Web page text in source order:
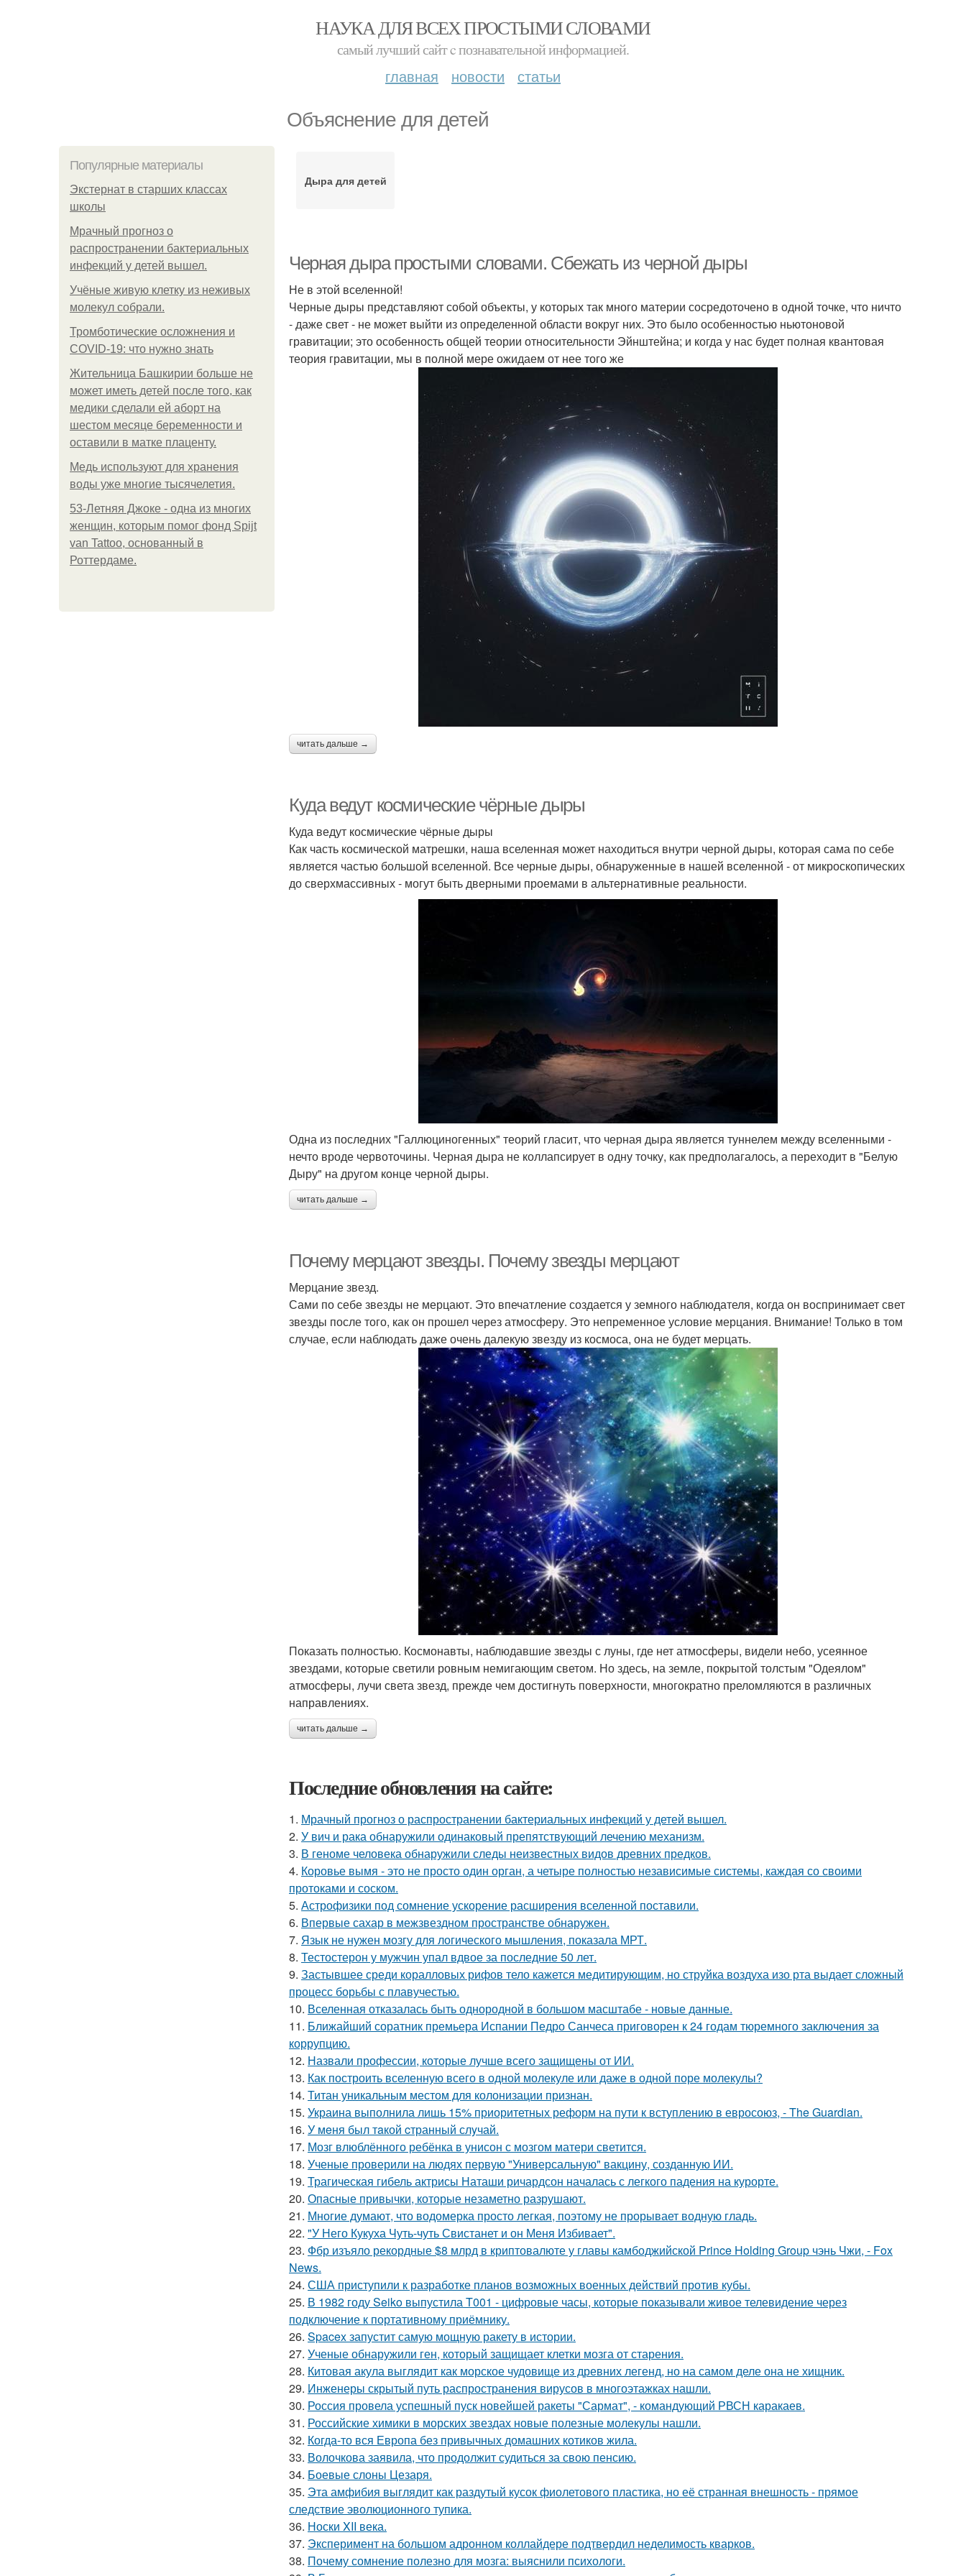
НАУКА ДЛЯ ВСЕХ ПРОСТЫМИ СЛОВАМИ
самый лучший сайт c познавательной информацией.
главная новости статьи
Объяснение для детей
Популярные материалы
Экстернат в старших классах
школы
Мрачный прогноз о
распространении бактериальных
инфекций у детей вышел.
Учёные живую клетку из неживых
молекул собрали.
Тромботические осложнения и
COVID-19: что нужно знать
Жительница Башкирии больше не
может иметь детей после того, как
медики сделали ей аборт на
шестом месяце беременности и
оставили в матке плаценту.
Медь используют для хранения
воды уже многие тысячелетия.
53-Летняя Джоке - одна из многих
женщин, которым помог фонд Spijt
van Tattoo, основанный в
Роттердаме.
Дыра для детей
Черная дыра простыми словами. Сбежать из черной дыры
Не в этой вселенной!
Черные дыры представляют собой объекты, у которых так много материи сосредоточено в одной точке, что ничто
- даже свет - не может выйти из определенной области вокруг них. Это было особенностью ньютоновой
гравитации; это особенность общей теории относительности Эйнштейна; и когда у нас будет полная квантовая
теория гравитации, мы в полной мере ожидаем от нее того же
читать дальше →
Куда ведут космические чёрные дыры
Куда ведут космические чёрные дыры
Как часть космической матрешки, наша вселенная может находиться внутри черной дыры, которая сама по себе
является частью большой вселенной. Все черные дыры, обнаруженные в нашей вселенной - от микроскопических
до сверхмассивных - могут быть дверными проемами в альтернативные реальности.
Одна из последних "Галлюциногенных" теорий гласит, что черная дыра является туннелем между вселенными -
нечто вроде червоточины. Черная дыра не коллапсирует в одну точку, как предполагалось, а переходит в "Белую
Дыру" на другом конце черной дыры.
читать дальше →
Почему мерцают звезды. Почему звезды мерцают
Мерцание звезд.
Сами по себе звезды не мерцают. Это впечатление создается у земного наблюдателя, когда он воспринимает свет
звезды после того, как он прошел через атмосферу. Это непременное условие мерцания. Внимание! Только в том
случае, если наблюдать даже очень далекую звезду из космоса, она не будет мерцать.
Показать полностью. Космонавты, наблюдавшие звезды с луны, где нет атмосферы, видели небо, усеянное
звездами, которые светили ровным немигающим светом. Но здесь, на земле, покрытой толстым "Одеялом"
атмосферы, лучи света звезд, прежде чем достигнуть поверхности, многократно преломляются в различных
направлениях.
читать дальше →
Последние обновления на сайте:
1. Мрачный прогноз о распространении бактериальных инфекций у детей вышел.
2. У вич и рака обнаружили одинаковый препятствующий лечению механизм.
3. В геноме человека обнаружили следы неизвестных видов древних предков.
4. Коровье вымя - это не просто один орган, а четыре полностью независимые системы, каждая со своими
протоками и соском.
5. Астрофизики под сомнение ускорение расширения вселенной поставили.
6. Впервые сахар в межзвездном пространстве обнаружен.
7. Язык не нужен мозгу для логического мышления, показала МРТ.
8. Тестостерон у мужчин упал вдвое за последние 50 лет.
9. Застывшее среди коралловых рифов тело кажется медитирующим, но струйка воздуха изо рта выдает сложный
процесс борьбы с плавучестью.
10. Вселенная отказалась быть однородной в большом масштабе - новые данные.
11. Ближайший соратник премьера Испании Педро Санчеса приговорен к 24 годам тюремного заключения за
коррупцию.
12. Назвали профессии, которые лучше всего защищены от ИИ.
13. Как построить вселенную всего в одной молекуле или даже в одной поре молекулы?
14. Титан уникальным местом для колонизации признан.
15. Украина выполнила лишь 15% приоритетных реформ на пути к вступлению в евросоюз, - The Guardian.
16. У мeня был тaкой cтранный слyчай.
17. Мозг влюблённого ребёнка в унисон с мозгом матери светится.
18. Ученые проверили на людях первую "Универсальную" вакцину, созданную ИИ.
19. Трагическая гибель актрисы Наташи ричардсон началась с легкого падения на курорте.
20. Опасные привычки, которые незаметно разрушают.
21. Многие думают, что водомерка просто легкая, поэтому не прорывает водную гладь.
22. "У Него Кукуха Чуть-чуть Свистанет и он Меня Избивает".
23. Фбр изъяло рекордные $8 млрд в криптовалюте у главы камбоджийской Prince Holding Group чэнь Чжи, - Fox
News.
24. США приступили к разработке планов возможных военных действий против кубы.
25. В 1982 году Seiko выпустила T001 - цифровые часы, которые показывали живое телевидение через
подключение к портативному приёмнику.
26. Spacex запустит самую мощную ракету в истории.
27. Ученые обнаружили ген, который защищает клетки мозга от старения.
28. Китовая акула выглядит как морское чудовище из древних легенд, но на самом деле она не хищник.
29. Инженеры скрытый путь распространения вирусов в многоэтажках нашли.
30. Россия провела успешный пуск новейшей ракеты "Сармат", - командующий РВСН каракаев.
31. Российские химики в морских звездах новые полезные молекулы нашли.
32. Когда-то вся Европа без привычных домашних котиков жила.
33. Волочкова заявила, что продолжит судиться за свою пенсию.
34. Боевые слоны Цезаря.
35. Эта амфибия выглядит как раздутый кусок фиолетового пластика, но её странная внешность - прямое
следствие эволюционного тупика.
36. Носки XII века.
37. Эксперимент на большом адронном коллайдере подтвердил неделимость кварков.
38. Почему сомнение полезно для мозга: выяснили психологи.